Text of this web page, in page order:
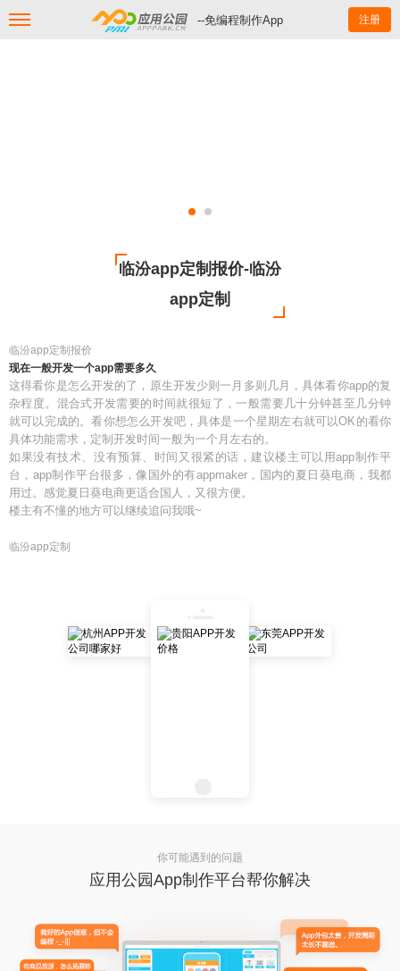
--免编程制作App 注册
临汾app定制报价-临汾
app定制
临汾app定制报价
现在一般开发一个app需要多久
这得看你是怎么开发的了，原生开发少则一月多则几月，具体看你app的复
杂程度。混合式开发需要的时间就很短了，一般需要几十分钟甚至几分钟
就可以完成的。看你想怎么开发吧，具体是一个星期左右就可以OK的看你
具体功能需求，定制开发时间一般为一个月左右的。
如果没有技术、没有预算、时间又很紧的话，建议楼主可以用app制作平
台，app制作平台很多，像国外的有appmaker，国内的夏日葵电商，我都
用过。感觉夏日葵电商更适合国人，又很方便。
楼主有不懂的地方可以继续追问我哦~
临汾app定制
你可能遇到的问题
应用公园App制作平台帮你解决